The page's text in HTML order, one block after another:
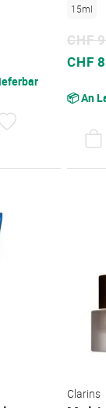
15ml
CHF
CHF
📦 An
Clarins